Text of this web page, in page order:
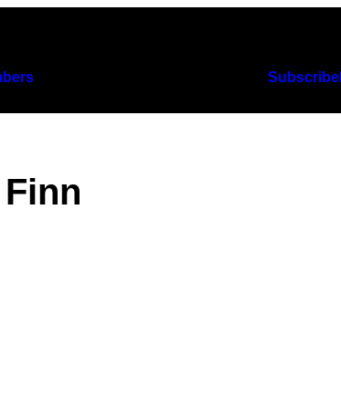
Subscribe